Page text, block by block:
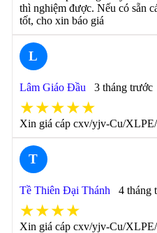
thì nghiệm được. Nếu có sẵn
tốt, cho xin báo giá
L
Lâm Giáo Đầu 3 tháng trước
★★★★★
Xin giá cáp cxv/yjv-Cu/
T
Tề Thiên Đại Thánh 4 tháng
★★★★
Xin giá cáp cxv/yjv-Cu/